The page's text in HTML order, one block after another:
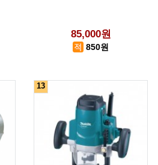
85,000원
850원
13